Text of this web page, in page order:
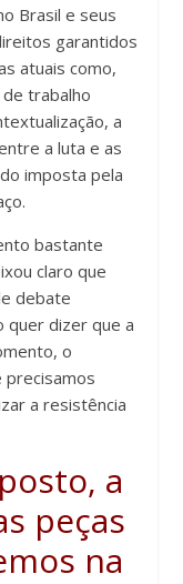
Brasil e seus
garantidos
atuais como,
trabalho
a
a luta e as
imposta pela
bastante
claro que
debate
quer dizer que a
o
precisamos
a resistência
a
peças
na